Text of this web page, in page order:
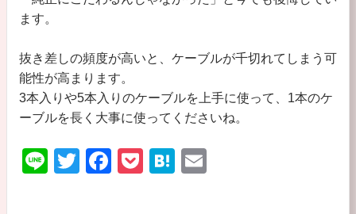
ます。
抜き差しの頻度が高いと、ケーブルが千切れてしまう可
能性が高まります。
3本入りや5本入りのケーブルを上手に使って、1本のケ
ーブルを長く大事に使ってくださいね。
Li
T
F
P
H